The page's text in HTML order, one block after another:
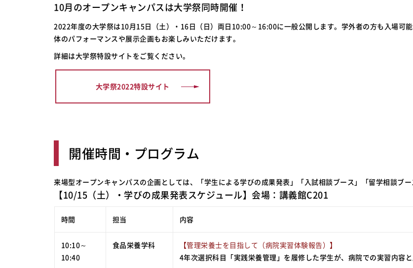
10月のオープンキャンパスは大学祭同時開催！
2022年度の大学祭は10月15日（土）・16日（日）両日10:00～16:00に一般公開します。学外者の方も入場可
体のパフォーマンスや展示企画もお楽しみいただけます。
詳細は大学祭特設サイトをご覧ください。
大学祭2022特設サイト
開催時間・プログラム
来場型オープンキャンパスの企画としては、「学生による学びの成果発表」「入試相談ブース」「留学相談ブー
【10/15（土）・学びの成果発表スケジュール】会場：講義館C201
時間 担当 内容
10:10～
10:40
食品栄養学科
【管理栄養士を目指して（病院実習体験報告）】
4年次選択科目「実践栄養管理」を履修した学生が、病院での実習内容と